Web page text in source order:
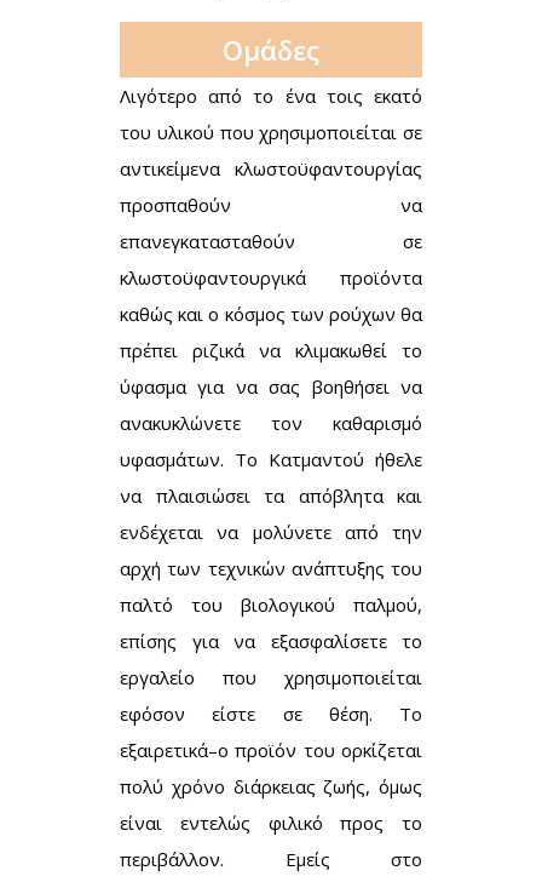
Ομάδες
Λιγότερο από το ένα τοις εκατό
του υλικού που χρησιμοποιείται σε
αντικείμενα κλωστοϋφαντουργίας
προσπαθούν να
επανεγκατασταθούν σε
κλωστοϋφαντουργικά προϊόντα
καθώς και ο κόσμος των ρούχων θα
πρέπει ριζικά να κλιμακωθεί το
ύφασμα για να σας βοηθήσει να
ανακυκλώνετε τον καθαρισμό
υφασμάτων. Το Κατμαντού ήθελε
να πλαισιώσει τα απόβλητα και
ενδέχεται να μολύνετε από την
αρχή των τεχνικών ανάπτυξης του
παλτό του βιολογικού παλμού,
επίσης για να εξασφαλίσετε το
εργαλείο που χρησιμοποιείται
εφόσον είστε σε θέση. Το
εξαιρετικά–ο προϊόν του ορκίζεται
πολύ χρόνο διάρκειας ζωής, όμως
είναι εντελώς φιλικό προς το
περιβάλλον. Εμείς στο